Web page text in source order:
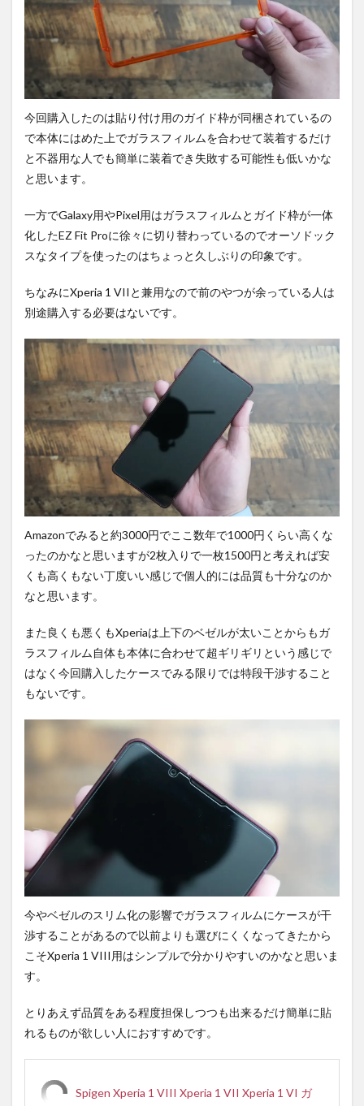
5
Ultra
Slim &
Light
Case
DURO
Special
Edition
for
Xperia
1 VIII
6
MagGo
Charger
め。
PR)
購入
は待
ち時
間不
要の
オン
ライ
ンシ
ョッ
プが
おす
す
め！
今回購入したのは貼り付け用のガイド枠が同梱されているの
で本体にはめた上でガラスフィルムを合わせて装着するだけ
と不器用な人でも簡単に装着でき失敗する可能性も低いかな
と思います。
一方でGalaxy用やPixel用はガラスフィルムとガイド枠が一体
化したEZ Fit Proに徐々に切り替わっているのでオーソドック
スなタイプを使ったのはちょっと久しぶりの印象です。
ちなみにXperia 1 VIIと兼用なので前のやつが余っている人は
別途購入する必要はないです。
Amazonでみると約3000円でここ数年で1000円くらい高くな
ったのかなと思いますが2枚入りで一枚1500円と考えれば安
くも高くもない丁度いい感じで個人的には品質も十分なのか
なと思います。
また良くも悪くもXperiaは上下のベゼルが太いことからもガ
ラスフィルム自体も本体に合わせて超ギリギリという感じで
はなく今回購入したケースでみる限りでは特段干渉すること
もないです。
今やベゼルのスリム化の影響でガラスフィルムにケースが干
渉することがあるので以前よりも選びにくくなってきたから
こそXperia 1 VIII用はシンプルで分かりやすいのかなと思いま
す。
とりあえず品質をある程度担保しつつも出来るだけ簡単に貼
れるものが欲しい人におすすめです。
Spigen Xperia 1 VIII Xperia 1 VII Xperia 1 VI ガ